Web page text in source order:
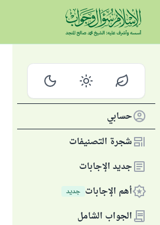
حسابي
شجرة التصنيفات
جديد الإجابات
أهم الإجابات جديد
الجواب الشامل